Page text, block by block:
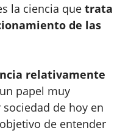
la ciencia que trata
de las
relativamente
papel muy
de hoy en
de entender